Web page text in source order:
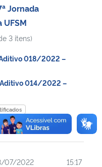
Jornada
3 itens)
018/2022 –
014/2022 –
JAI
07/2022 15:17